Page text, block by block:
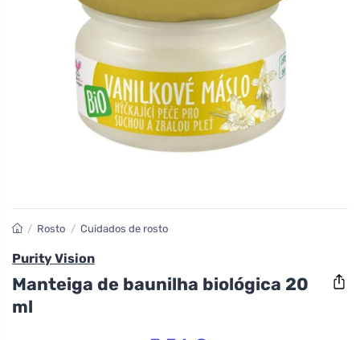
/ Rosto / Cuidados de rosto
Purity Vision
Manteiga de baunilha biológica 20
ml